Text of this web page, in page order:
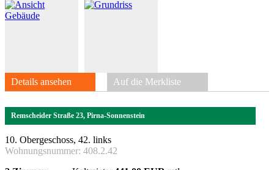
Details ansehen Auf die Merkliste
Remscheider Straße 23, Pirna-Sonnenstein
10. Obergeschoss, 42. links
Wohnungsnummer: 408.2.42